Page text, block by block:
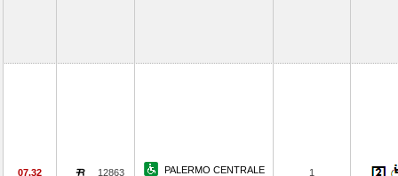
07.32 12863
PALERMO CENTRALE
1